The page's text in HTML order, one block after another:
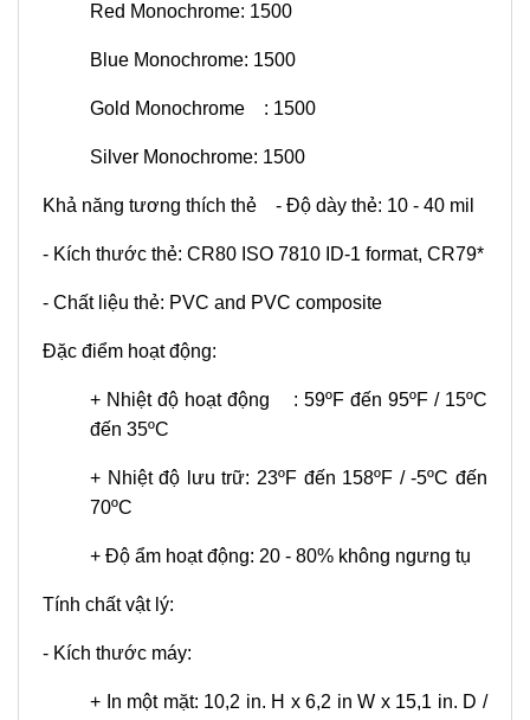
Red Monochrome: 1500
Blue Monochrome: 1500
Gold Monochrome : 1500
Silver Monochrome: 1500
Khả năng tương thích thẻ - Độ dày thẻ: 10 - 40 mil
- Kích thước thẻ: CR80 ISO 7810 ID-1 format, CR79*
- Chất liệu thẻ: PVC and PVC composite
Đặc điểm hoạt động:
+ Nhiệt độ hoạt động : 59ºF đến 95ºF / 15ºC
đến 35ºC
+ Nhiệt độ lưu trữ: 23ºF đến 158ºF / -5ºC đến
70ºC
+ Độ ẩm hoạt động: 20 - 80% không ngưng tụ
Tính chất vật lý:
- Kích thước máy:
+ In một mặt: 10,2 in. H x 6,2 in W x 15,1 in. D /